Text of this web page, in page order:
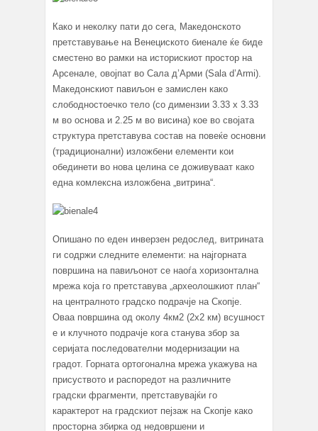
Како и неколку пати до сега, Македонското
претставување на Венециското биенале ќе биде
сместено во рамки на историскиот простор на
Арсенале, овојпат во Сала д’Арми (Sala d’Armi).
Македонскиот павиљон е замислен како
слободностоечко тело (со димензии 3.33 х 3.33
м во основа и 2.25 м во висина) кое во својата
структура претставува состав на повеќе основни
(традиционални) изложбени елементи кои
обединети во нова целина се доживуваат како
една комлексна изложбена „витрина“.
Опишано по еден инверзен редослед, витрината
ги содржи следните елементи: на најгорната
површина на павиљонот се наоѓа хоризонтална
мрежа која го претставува „археолошкиот план“
на централното градско подрачје на Скопје.
Оваа површина од околу 4км2 (2х2 км) всушност
е и клучното подрачје кога станува збор за
серијата последователни модернизации на
градот. Горната ортогонална мрежа укажува на
присуството и распоредот на различните
градски фрагменти, претставувајќи го
карактерот на градскиот пејзаж на Скопје како
просторна збирка од недовршени и